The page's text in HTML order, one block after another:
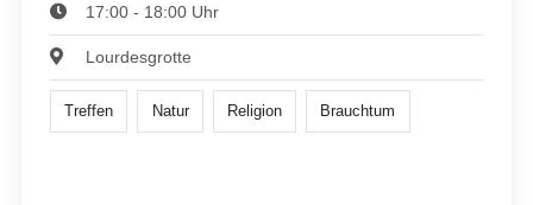
17:00 - 18:00 Uhr
Lourdesgrotte
Treffen Natur Religion Brauchtum